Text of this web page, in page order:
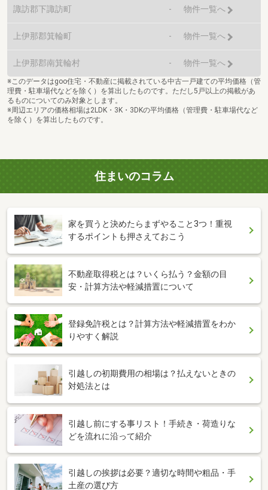
諏訪郡下諏訪町 - 物件一覧へ
上伊那郡箕輪町 - 物件一覧へ
上伊那郡南箕輪村 - 物件一覧へ
※このデータはgoo住宅・不動産に掲載されている中古一戸建ての平均価格（管
理費・駐車場代などを除く）を算出したものです。ただし5戸以上の掲載があ
るものについてのみ対象とします。
※周辺エリアの価格相場は2LDK・3K・3DKの平均価格（管理費・駐車場代など
を除く）を算出したものです。
住まいのコラム
家を買うと決めたらまずやること3つ！重視
するポイントも押さえておこう
不動産取得税とは？いくら払う？金額の目
安・計算方法や軽減措置について
登録免許税とは？計算方法や軽減措置をわか
りやすく解説
引越しの初期費用の相場は？払えないときの
対処法とは
引越し前にする事リスト！手続き・荷造りな
どを流れに沿って紹介
引越しの挨拶は必要？適切な時間や粗品・手
土産の選び方